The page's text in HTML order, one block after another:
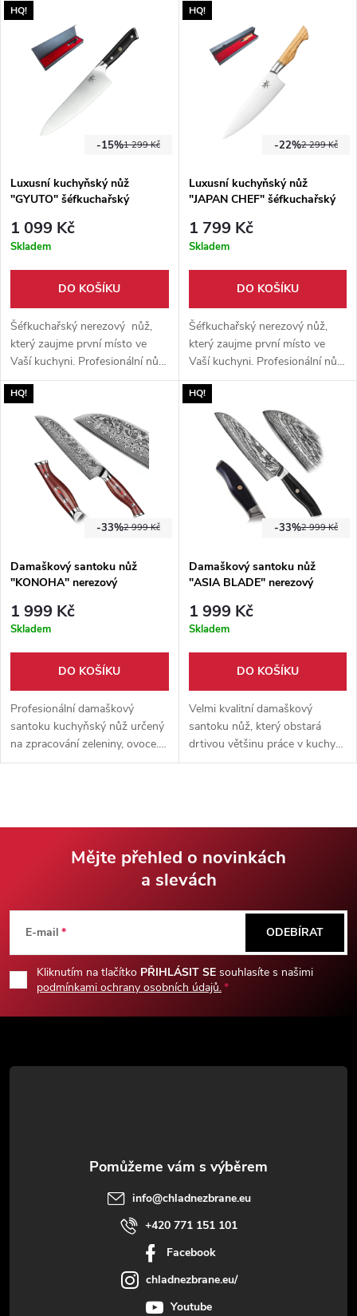
laminátu G10.
který je vyroben z oceli
7CR17Mov o tvrdosti 60 HRC.
Perfektní volba pro kuchaře,
který to myslí vážně.
HQ!
1 299 Kč
-15%
Luxusní kuchyňský nůž
"GYUTO" šéfkuchařský
1 099 Kč
Skladem
DO KOŠÍKU
Šéfkuchařský nerezový nůž,
který zaujme první místo ve
Vaší kuchyni. Profesionální nůž
na krájení, sekání, řezání,
plátkování a porcování. Vysoce
kvalitní německá ocel 1.4116 o
tvrdosti 59 HRC! Rukojeť z
ebenového dřeva. Dárkové
balení.
HQ!
2 299 Kč
-22%
Luxusní kuchyňský nůž
"JAPAN CHEF" šéfkuchařský
1 799 Kč
Skladem
DO KOŠÍKU
Šéfkuchařský nerezový nůž,
který zaujme první místo ve
Vaší kuchyni. Profesionální nůž
na krájení, sekání, řezání,
plátkování a porcování. Vysoce
kvalitní švédská ocel Sandvik
14C28N o tvrdosti 62 HRC!
HQ!
2 999 Kč
-33%
Damaškový santoku nůž
"KONOHA" nerezový
1 999 Kč
Skladem
DO KOŠÍKU
Profesionální damaškový
santoku kuchyňský nůž určený
na zpracování zeleniny, ovoce.
Vysoce kvalitní ocel VG10
HQ!
2 999 Kč
-33%
Damaškový santoku nůž
"ASIA BLADE" nerezový
1 999 Kč
Skladem
DO KOŠÍKU
Velmi kvalitní damaškový
santoku nůž, který obstará
drtivou většinu práce v kuchyni.
Velmi odolná ocel AUS10 se
profesionální kuchaře.
p
a
Mějte přehled o novinkách
a slevách
E-mail
Kliknutím na tlačítko PŘIHLÁSIT SE souhlasíte s našimi
podmínkami ochrany osobních údajů.
ODEBÍRAT
info@chladnezbrane.eu
+420 771 151 101
Facebook
chladnezbrane.eu/
Youtube